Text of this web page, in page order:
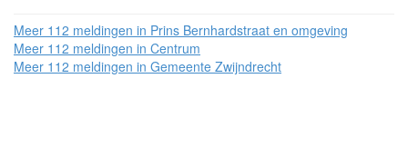
Meer 112 meldingen in Prins Bernhardstraat en omgeving
Meer 112 meldingen in Centrum
Meer 112 meldingen in Gemeente Zwijndrecht